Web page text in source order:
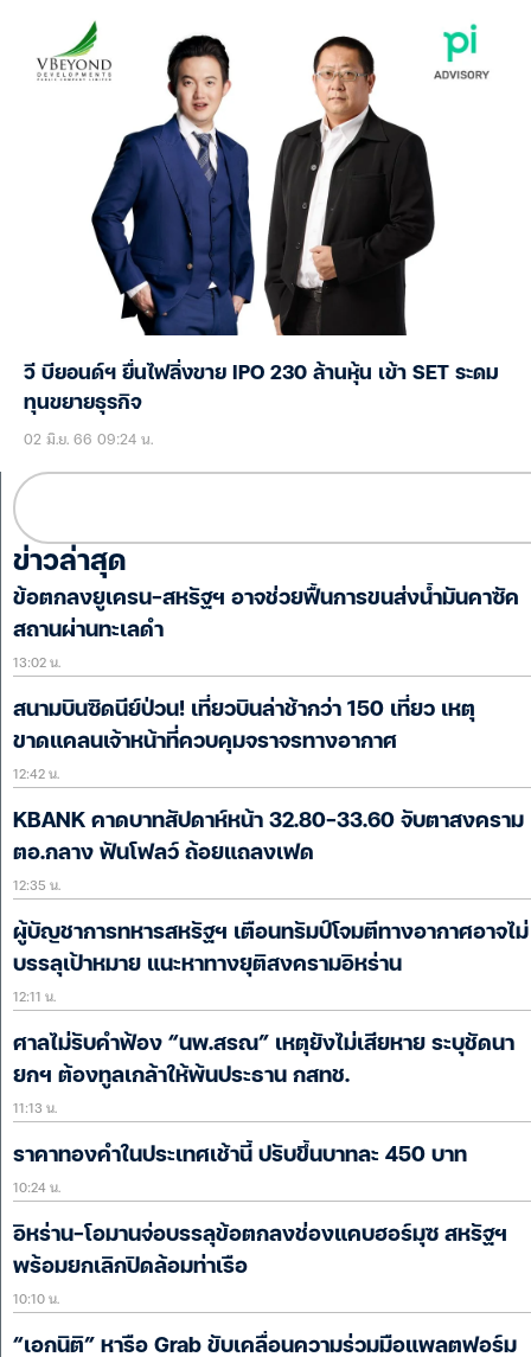
วี บียอนด์ฯ ยื่นไฟลิ่งขาย IPO 230 ล้านหุ้น เข้า SET ระดม
ทุนขยายธุรกิจ
02 มิ.ย. 66 09:24 น.
ข่าวล่าสุด
ข้อตกลงยูเครน-สหรัฐฯ อาจช่วยฟื้นการขนส่งน้ำมันคาซัค
สถานผ่านทะเลดำ
13:02 น.
สนามบินซิดนีย์ป่วน! เที่ยวบินล่าช้ากว่า 150 เที่ยว เหตุ
ขาดแคลนเจ้าหน้าที่ควบคุมจราจรทางอากาศ
12:42 น.
KBANK คาดบาทสัปดาห์หน้า 32.80-33.60 จับตาสงคราม
ตอ.กลาง ฟันโฟลว์ ถ้อยแถลงเฟด
12:35 น.
ผู้บัญชาการทหารสหรัฐฯ เตือนทรัมป์โจมตีทางอากาศอาจไม่
บรรลุเป้าหมาย แนะหาทางยุติสงครามอิหร่าน
12:11 น.
ศาลไม่รับคำฟ้อง “นพ.สรณ” เหตุยังไม่เสียหาย ระบุชัดนา
ยกฯ ต้องทูลเกล้าให้พ้นประธาน กสทช.
11:13 น.
ราคาทองคำในประเทศเช้านี้ ปรับขึ้นบาทละ 450 บาท
10:24 น.
อิหร่าน-โอมานจ่อบรรลุข้อตกลงช่องแคบฮอร์มุซ สหรัฐฯ
พร้อมยกเลิกปิดล้อมท่าเรือ
10:10 น.
“เอกนิติ” หารือ Grab ขับเคลื่อนความร่วมมือแพลตฟอร์ม